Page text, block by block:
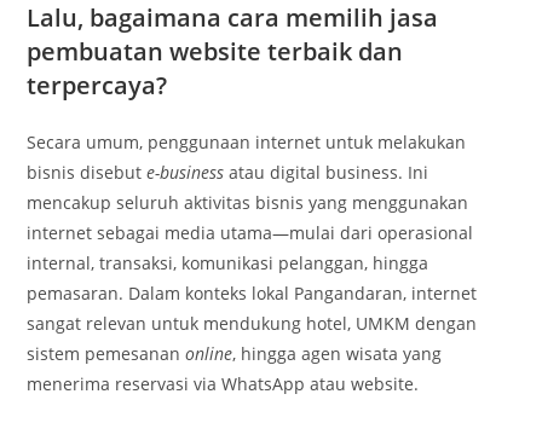
Lalu, bagaimana cara memilih jasa
pembuatan website terbaik dan
terpercaya?
Secara umum, penggunaan internet untuk melakukan
bisnis disebut e-business atau digital business. Ini
mencakup seluruh aktivitas bisnis yang menggunakan
internet sebagai media utama—mulai dari operasional
internal, transaksi, komunikasi pelanggan, hingga
pemasaran. Dalam konteks lokal Pangandaran, internet
sangat relevan untuk mendukung hotel, UMKM dengan
sistem pemesananonline, hingga agen wisata yang
menerima reservasi via WhatsApp atau website.